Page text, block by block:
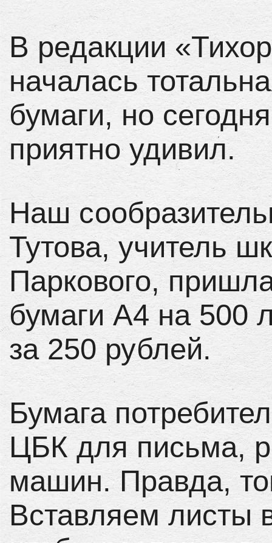
В редакции
началась
бумаги, но
приятно удивил.
Наш
Тутова, учитель
Паркового,
бумаги А4 на 500
за 250 рублей.
Бумага
ЦБК для письма,
машин. Правда,
Вставляем листы